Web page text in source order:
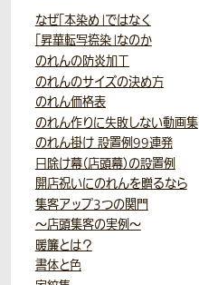
なぜ「本染め」ではなく
「昇華転写捺染」なのか
のれんの防炎加工
のれんのサイズの決め方
のれん価格表
のれん作りに失敗しない動画集
のれん掛け 設置例99連発
日除け幕（店頭幕）の設置例
開店祝いにのれんを贈るなら
集客アップ3つの関門
～店頭集客の実例～
暖簾とは？
書体と色